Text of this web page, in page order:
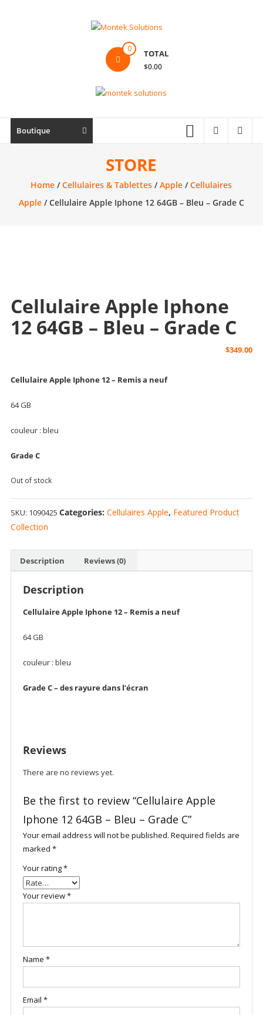
Ordinateur,
électronique
0 TOTAL
$0.00
Boutique
STORE
Home /Cellulaires & Tablettes /Apple /Cellulaires
Apple/ Cellulaire Apple Iphone 12 64GB – Bleu – Grade C
Cellulaire Apple Iphone
12 64GB – Bleu – Grade C
$349.00
Cellulaire Apple Iphone 12 – Remis a neuf
64 GB
couleur : bleu
Grade C
Out of stock
SKU: 1090425 Categories: Cellulaires Apple, Featured Product
Collection
Description Reviews (0)
Description
Cellulaire Apple Iphone 12 – Remis a neuf
64 GB
couleur : bleu
Grade C – des rayure dans l’écran
Reviews
There are no reviews yet.
Be the first to review “Cellulaire Apple
Iphone 12 64GB – Bleu – Grade C”
Your email address will not be published. Required fields are
marked *
Your rating*
Your review*
Name *
Email *